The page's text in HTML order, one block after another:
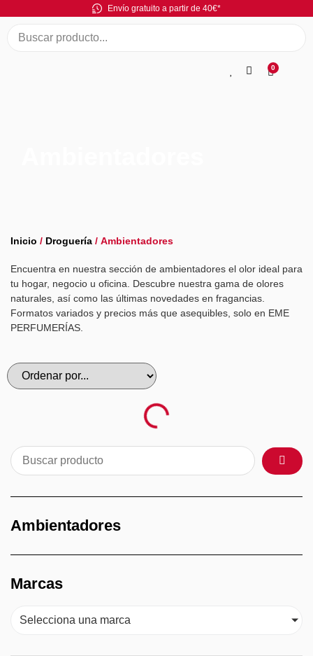
Envío gratuito a partir de 40€*
0
Inicio / Droguería / Ambientadores
Encuentra en nuestra sección de ambientadores el olor ideal para
tu hogar, negocio u oficina. Descubre nuestra gama de olores
naturales, así como las últimas novedades en fragancias.
Formatos variados y precios más que asequibles, solo en EME
PERFUMERÍAS.
Ambientadores
Marcas
Selecciona una marca